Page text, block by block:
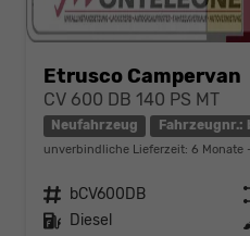
Etrusco Campervan
CV 600 DB 140 PS MT
Neufahrzeug Fahrzeugnr.:
unverbindliche Lieferzeit: 6 Monate
Fahrzeugnr. bCV600DB
Kraftstoff Diesel